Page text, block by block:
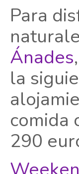
Para
Ánades
la
comida
290